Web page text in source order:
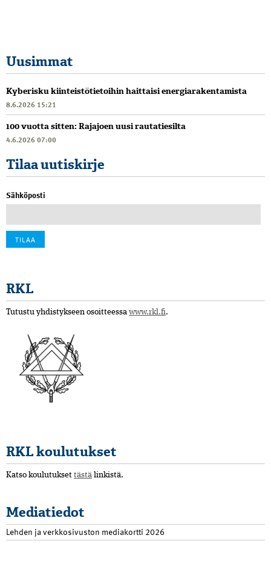
Uusimmat
Kyberisku kiinteistötietoihin haittaisi energiarakentamista
8.6.2026 15:21
100 vuotta sitten: Rajajoen uusi rautatiesilta
4.6.2026 07:00
Tilaa uutiskirje
Sähköposti
RKL
Tutustu yhdistykseen osoitteessa www.rkl.fi.
RKL koulutukset
Katso koulutukset tästä linkistä.
Mediatiedot
Lehden ja verkkosivuston mediakortti 2026